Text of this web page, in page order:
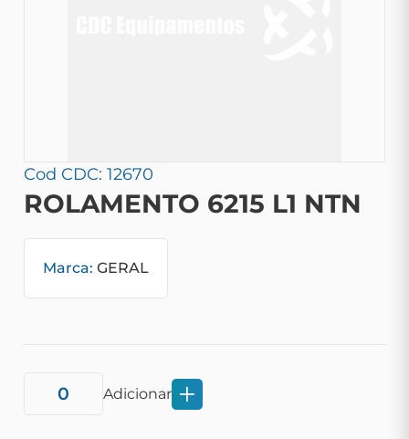
Cod CDC: 12670
ROLAMENTO 6215 L1 NTN
Marca: GERAL
Adicionar